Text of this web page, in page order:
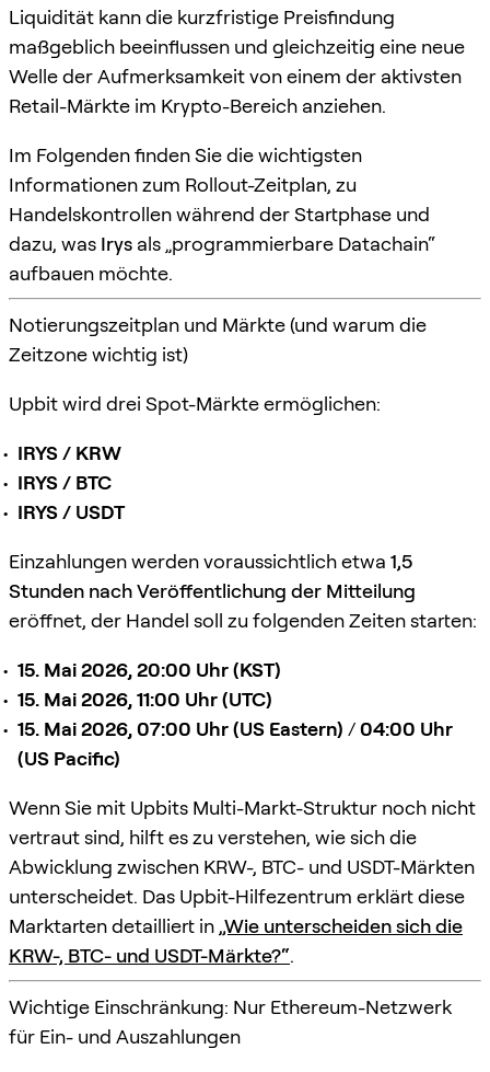
Liquidität kann die kurzfristige Preisfindung
maßgeblich beeinflussen und gleichzeitig eine neue
Welle der Aufmerksamkeit von einem der aktivsten
Retail-Märkte im Krypto-Bereich anziehen.
Im Folgenden finden Sie die wichtigsten
Informationen zum Rollout-Zeitplan, zu
Handelskontrollen während der Startphase und
dazu, was Irys als „programmierbare Datachain“
aufbauen möchte.
Notierungszeitplan und Märkte (und warum die
Zeitzone wichtig ist)
Upbit wird drei Spot-Märkte ermöglichen:
IRYS / KRW
IRYS / BTC
IRYS / USDT
Einzahlungen werden voraussichtlich etwa 1,5
Stunden nach Veröffentlichung der Mitteilung
eröffnet, der Handel soll zu folgenden Zeiten starten:
15. Mai 2026, 20:00 Uhr (KST)
15. Mai 2026, 11:00 Uhr (UTC)
15. Mai 2026, 07:00 Uhr (US Eastern) /04:00 Uhr
(US Pacific)
Wenn Sie mit Upbits Multi-Markt-Struktur noch nicht
vertraut sind, hilft es zu verstehen, wie sich die
Abwicklung zwischen KRW-, BTC- und USDT-Märkten
unterscheidet. Das Upbit-Hilfezentrum erklärt diese
Marktarten detailliert in „Wie unterscheiden sich die
KRW-, BTC- und USDT-Märkte?“.
Wichtige Einschränkung: Nur Ethereum-Netzwerk
für Ein- und Auszahlungen